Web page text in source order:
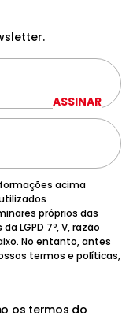
acima
próprios das
LGPD 7º, V, razão
No entanto, antes
termos e políticas,
os termos do
ASSINAR